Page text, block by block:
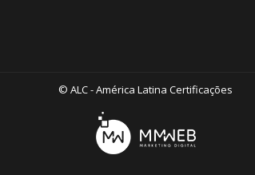
© ALC - América Latina Certificações